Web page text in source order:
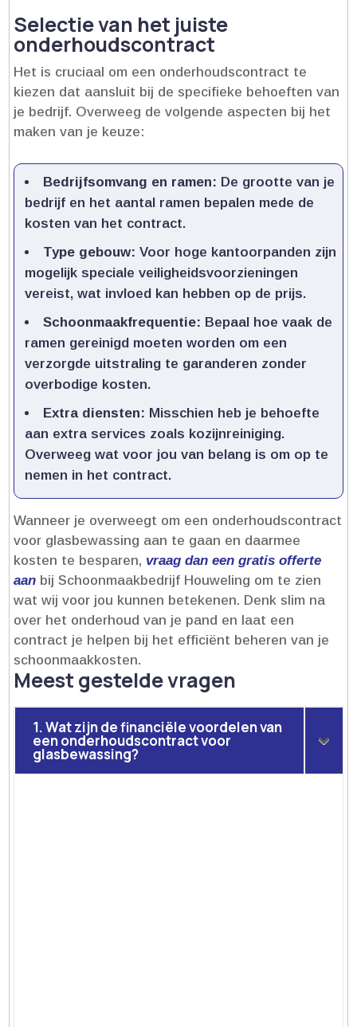
Selectie van het juiste
onderhoudscontract
Het is cruciaal om een onderhoudscontract te
kiezen dat aansluit bij de specifieke behoeften van
je bedrijf.​ Overweeg de volgende aspecten bij het
maken van je keuze:
Bedrijfsomvang en ramen: De grootte van je
bedrijf en het aantal ramen bepalen mede de
kosten van het contract.​
Type gebouw: Voor hoge kantoorpanden zijn
mogelijk speciale veiligheidsvoorzieningen
vereist, wat invloed kan hebben op de prijs.​
Schoonmaakfrequentie: Bepaal hoe vaak de
ramen gereinigd moeten worden om een
verzorgde uitstraling te garanderen zonder
overbodige kosten.​
Extra diensten: Misschien heb je behoefte
aan extra services zoals kozijnreiniging.​
Overweeg wat voor jou van belang is om op te
nemen in het contract.​
Wanneer je overweegt om een onderhoudscontract
voor glasbewassing aan te gaan en daarmee
kosten te besparen, vraag dan een gratis offerte
aan bij Schoonmaakbedrijf Houweling om te zien
wat wij voor jou kunnen betekenen.​ Denk slim na
over het onderhoud van je pand en laat een
contract je helpen bij het efficiënt beheren van je
schoonmaakkosten.​
Meest gestelde vragen
1. Wat zijn de financiële voordelen van
een onderhoudscontract voor
glasbewassing?